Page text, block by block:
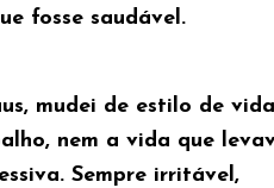
fosse saudável.
mudei de estilo de
nem a vida que
Sempre irritável,